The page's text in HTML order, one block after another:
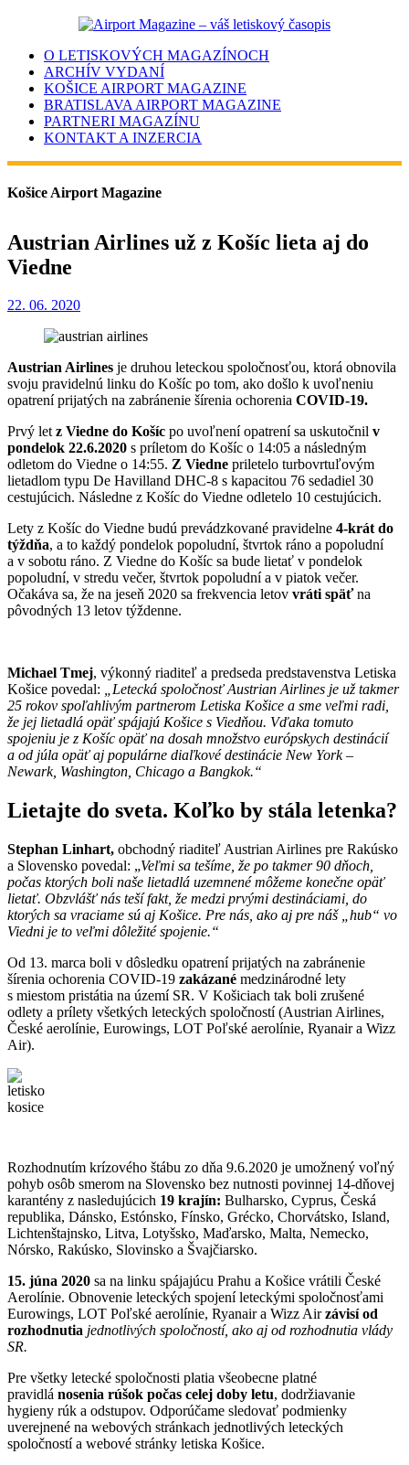
O LETISKOVÝCH MAGAZÍNOCH
ARCHÍV VYDANÍ
KOŠICE AIRPORT MAGAZINE
BRATISLAVA AIRPORT MAGAZINE
PARTNERI MAGAZÍNU
KONTAKT A INZERCIA
Košice Airport Magazine
Austrian Airlines už z Košíc lieta aj do
Viedne
22. 06. 2020
Austrian Airlines je druhou leteckou spoločnosťou, ktorá obnovila
svoju pravidelnú linku do Košíc po tom, ako došlo k uvoľneniu
opatrení prijatých na zabránenie šírenia ochorenia COVID-19.
Prvý letz Viedne do Košíc po uvoľnení opatrení sa uskutočnil v
pondelok 22.6.2020 s príletom do Košíc o 14:05 a následným
odletom do Viedne o 14:55. Z Viedne priletelo turbovrtuľovým
lietadlom typu De Havilland DHC-8 s kapacitou 76 sedadiel 30
cestujúcich. Následne z Košíc do Viedne odletelo 10 cestujúcich.
Lety z Košíc do Viedne budú prevádzkované pravidelne 4-krát do
týždňa, a to každý pondelok popoludní, štvrtok ráno a popoludní
a v sobotu ráno. Z Viedne do Košíc sa bude lietať v pondelok
popoludní, v stredu večer, štvrtok popoludní a v piatok večer.
Očakáva sa, že na jeseň 2020 sa frekvencia letov vráti späťna
pôvodných 13 letov týždenne.
Michael Tmej, výkonný riaditeľ a predseda predstavenstva Letiska
Košice povedal: „Letecká spoločnosť Austrian Airlines je už takmer
25 rokov spoľahlivým partnerom Letiska Košice a sme veľmi radi,
že jej lietadlá opäť spájajú Košice s Viedňou. Vďaka tomuto
spojeniu je z Košíc opäť na dosah množstvo európskych destinácií
a od júla opäť aj populárne diaľkové destinácie New York –
Newark, Washington, Chicago a Bangkok.“
Lietajte do sveta. Koľko by stála letenka?
Stephan Linhart, obchodný riaditeľ Austrian Airlines pre Rakúsko
a Slovensko povedal: „Veľmi sa tešíme, že po takmer 90 dňoch,
počas ktorých boli naše lietadlá uzemnené môžeme konečne opäť
lietať. Obzvlášť nás teší fakt, že medzi prvými destináciami, do
ktorých sa vraciame sú aj Košice. Pre nás, ako aj pre náš „hub“ vo
Viedni je to veľmi dôležité spojenie.“
Od 13. marca boli v dôsledku opatrení prijatých na zabránenie
šírenia ochorenia COVID-19 zakázané medzinárodné lety
s miestom pristátia na území SR. V Košiciach tak boli zrušené
odlety a prílety všetkých leteckých spoločností (Austrian Airlines,
České aerolínie, Eurowings, LOT Poľské aerolínie, Ryanair a Wizz
Air).
Rozhodnutím krízového štábu zo dňa 9.6.2020 je umožnený voľný
pohyb osôb smerom na Slovensko bez nutnosti povinnej 14-dňovej
karantény z nasledujúcich 19 krajín: Bulharsko, Cyprus, Česká
republika, Dánsko, Estónsko, Fínsko, Grécko, Chorvátsko, Island,
Lichtenštajnsko, Litva, Lotyšsko, Maďarsko, Malta, Nemecko,
Nórsko, Rakúsko, Slovinsko a Švajčiarsko.
15. júna 2020 sa na linku spájajúcu Prahu a Košice vrátili České
Aerolínie. Obnovenie leteckých spojení leteckými spoločnosťami
Eurowings, LOT Poľské aerolínie, Ryanair a Wizz Airzávisí od
rozhodnutia jednotlivých spoločností, ako aj od rozhodnutia vlády
SR.
Pre všetky letecké spoločnosti platia všeobecne platné
pravidlá nosenia rúšok počas celej doby letu, dodržiavanie
hygieny rúk a odstupov. Odporúčame sledovať podmienky
uverejnené na webových stránkach jednotlivých leteckých
spoločností a webové stránky letiska Košice.